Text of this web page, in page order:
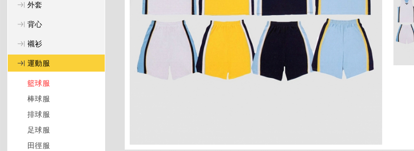
外套
背心
襯衫
運動服
籃球服
棒球服
排球服
足球服
田徑服